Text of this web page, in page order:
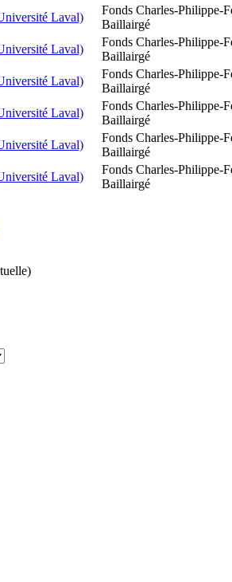
Laval)
Fonds Charles-Philippe-
Baillairgé
Laval)
Fonds Charles-Philippe-
Baillairgé
Laval)
Fonds Charles-Philippe-
Baillairgé
Laval)
Fonds Charles-Philippe-
Baillairgé
Laval)
Fonds Charles-Philippe-
Baillairgé
Laval)
Fonds Charles-Philippe-
Baillairgé